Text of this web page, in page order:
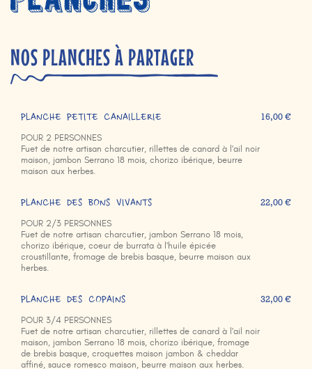
NOS PLANCHES À PARTAGER
PLANCHE PETITE CANAILLERIE
POUR 2 PERSONNES
Fuet de notre artisan charcutier, rillettes de canard à l'ail noir
maison, jambon Serrano 18 mois, chorizo ibérique, beurre
maison aux herbes.
16,00 €
PLANCHE DES BONS VIVANTS
POUR 2/3 PERSONNES
Fuet de notre artisan charcutier, jambon Serrano 18 mois,
chorizo ibérique, coeur de burrata à l'huile épicée
croustillante, fromage de brebis basque, beurre maison aux
herbes.
22,00 €
PLANCHE DES COPAINS
POUR 3/4 PERSONNES
Fuet de notre artisan charcutier, rillettes de canard à l'ail noir
maison, jambon Serrano 18 mois, chorizo ibérique, fromage
de brebis basque, croquettes maison jambon & cheddar
affiné, sauce romesco maison, beurre maison aux herbes.
32,00 €